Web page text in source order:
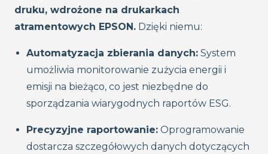
druku, wdrożone na drukarkach
atramentowych EPSON. Dzięki niemu:
Automatyzacja zbierania danych: System
umożliwia monitorowanie zużycia energii i
emisji na bieżąco, co jest niezbędne do
sporządzania wiarygodnych raportów ESG.
Precyzyjne raportowanie: Oprogramowanie
dostarcza szczegółowych danych dotyczących